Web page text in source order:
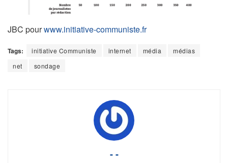
JBC pourwww.initiative-communiste.fr
Tags: initiative Communiste internet média
médias
net
sondage
- -